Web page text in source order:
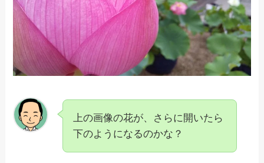
上の画像の花が、さらに開いたら
下のようになるのかな？